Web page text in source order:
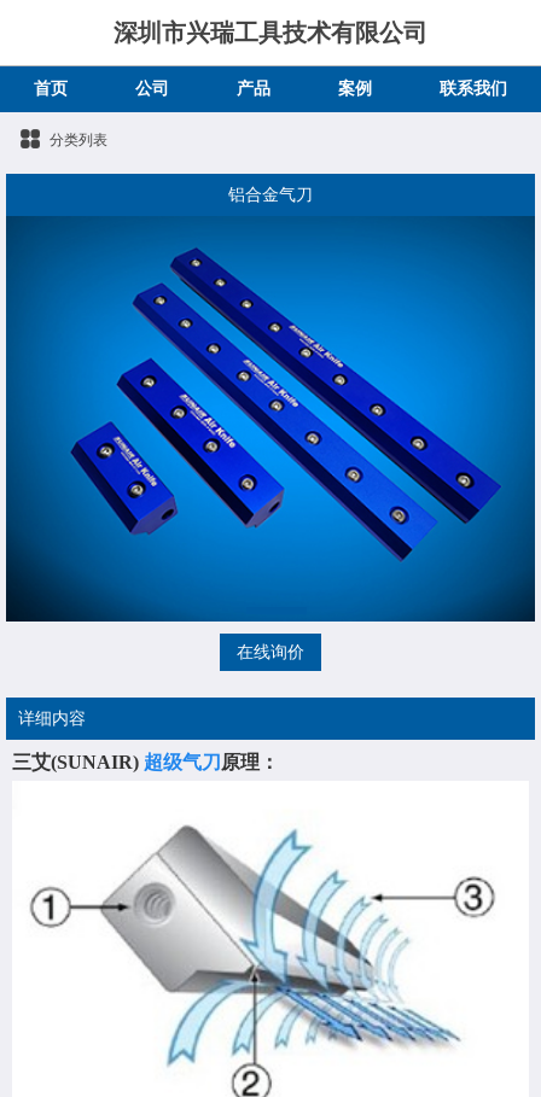
深圳市兴瑞工具技术有限公司
首页 公司 产品 案例 联系我们
分类列表
铝合金气刀
在线询价
详细内容
三艾(SUNAIR) 超级气刀 原理：